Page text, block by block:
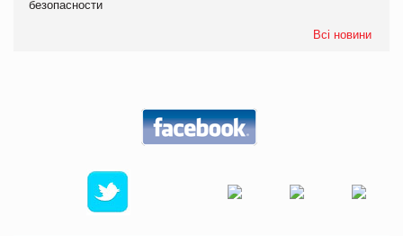
безопасности
Всі новини